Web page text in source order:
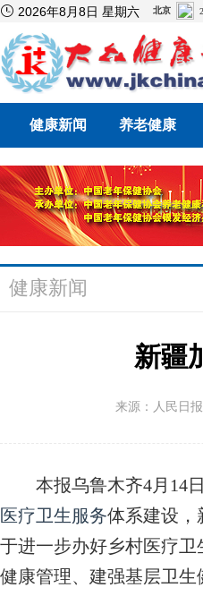
 2026年8月8日 星期六
健康新闻 养老健康
健康新闻
新疆
来源：人民日
本报乌鲁木齐4月14日
医疗卫生服务体系建设，
于进一步办好乡村医疗
健康管理、建强基层卫